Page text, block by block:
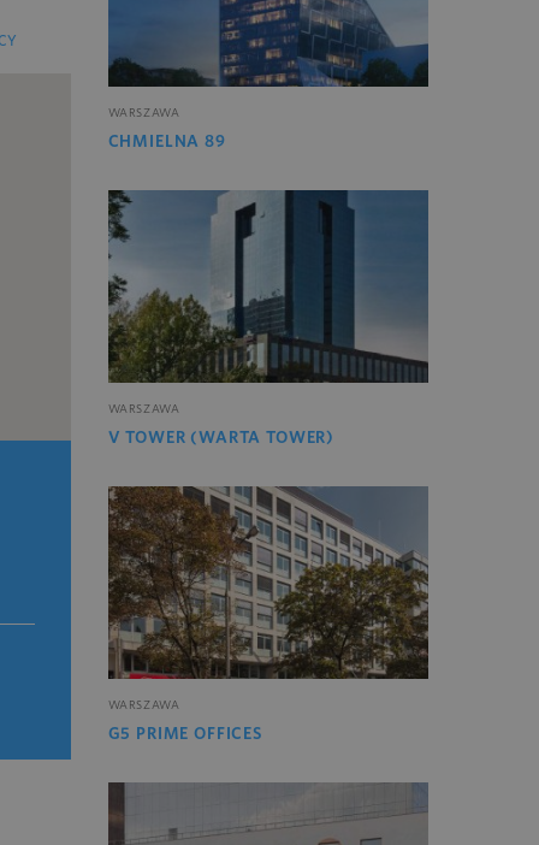
WARSZAWA
CHMIELNA 89
WARSZAWA
V TOWER (WARTA TOWER)
WARSZAWA
G5 PRIME OFFICES